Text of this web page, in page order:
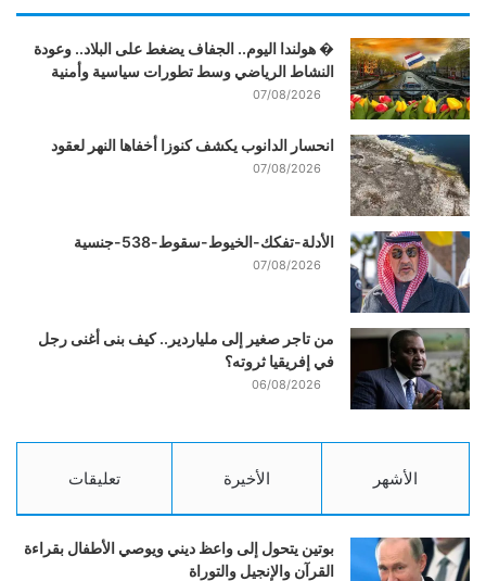
� هولندا اليوم.. الجفاف يضغط على البلاد.. وعودة
النشاط الرياضي وسط تطورات سياسية وأمنية
07/08/2026
انحسار الدانوب يكشف كنوزا أخفاها النهر لعقود
07/08/2026
الأدلة-تفكك-الخيوط-سقوط-538-جنسية
07/08/2026
من تاجر صغير إلى ملياردير.. كيف بنى أغنى رجل
في إفريقيا ثروته؟
06/08/2026
الأشهر الأخيرة تعليقات
بوتين يتحول إلى واعظ ديني ويوصي الأطفال بقراءة
القرآن والإنجيل والتوراة